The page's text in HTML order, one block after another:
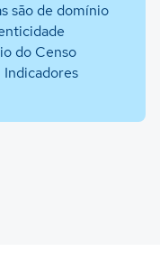
são de domínio
do Censo